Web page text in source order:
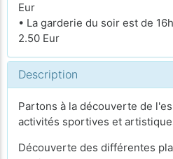
Eur
• La garderie du soir est de
2.50 Eur
Description
Partons à la découverte de
activités sportives et
Découverte des différentes